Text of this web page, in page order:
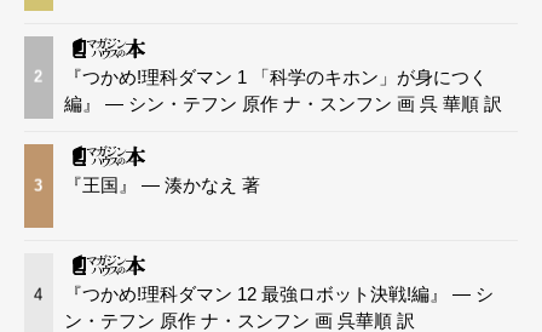
2
『つかめ!理科ダマン 1 「科学のキホン」が身につく
編』 — シン・テフン 原作 ナ・スンフン 画 呉 華順 訳
3 『王国』 — 湊かなえ 著
4
『つかめ!理科ダマン 12 最強ロボット決戦!編』 — シ
ン・テフン 原作 ナ・スンフン 画 呉華順 訳